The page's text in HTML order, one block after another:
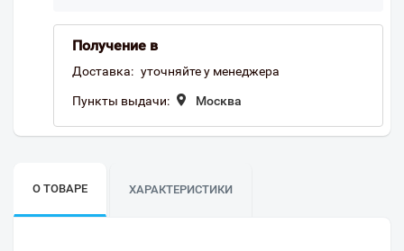
Получение в
Доставка: уточняйте у менеджера
Пункты выдачи: Москва
О ТОВАРЕ ХАРАКТЕРИСТИКИ